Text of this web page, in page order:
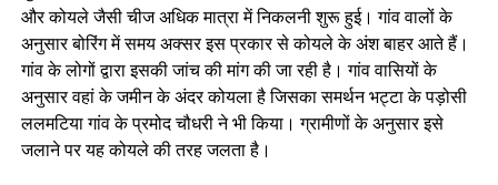
और कोयले जैसी चीज अधिक मात्रा में निकलनी शुरू हुई। गांव वालों के
अनुसार बोरिंग में समय अक्सर इस प्रकार से कोयले के अंश बाहर आते हैं।
गांव के लोगों द्वारा इसकी जांच की मांग की जा रही है। गांव वासियों के
अनुसार वहां के जमीन के अंदर कोयला है जिसका समर्थन भट्टा के पड़ोसी
ललमटिया गांव के प्रमोद चौधरी ने भी किया। ग्रामीणों के अनुसार इसे
जलाने पर यह कोयले की तरह जलता है।